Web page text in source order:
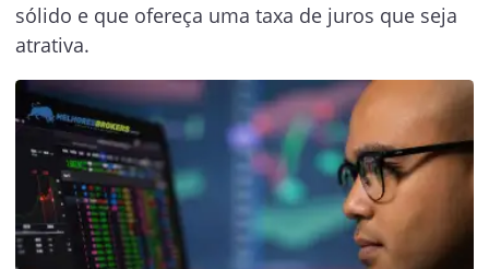
sólido e que ofereça uma taxa de juros que seja
atrativa.